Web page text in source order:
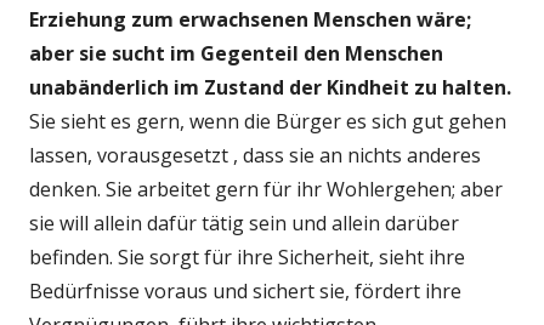
Erziehung zum erwachsenen Menschen wäre;
aber sie sucht im Gegenteil den Menschen
unabänderlich im Zustand der Kindheit zu halten.
Sie sieht es gern, wenn die Bürger es sich gut gehen
lassen, vorausgesetzt , dass sie an nichts anderes
denken. Sie arbeitet gern für ihr Wohlergehen; aber
sie will allein dafür tätig sein und allein darüber
befinden. Sie sorgt für ihre Sicherheit, sieht ihre
Bedürfnisse voraus und sichert sie, fördert ihre